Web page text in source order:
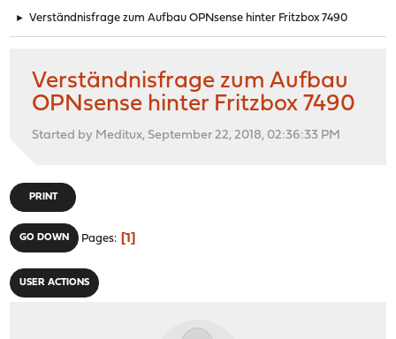
► Verständnisfrage zum Aufbau OPNsense hinter Fritzbox 7490
Verständnisfrage zum Aufbau
OPNsense hinter Fritzbox 7490
Started by Meditux, September 22, 2018, 02:36:33 PM
PRINT
GO DOWN Pages 1
USER ACTIONS